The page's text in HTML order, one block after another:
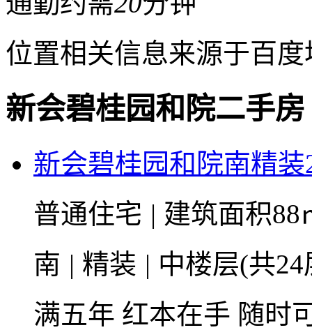
位置相关信息来源于百
新会碧桂园和院二手房
新会碧桂园和院南精装
普通住宅 | 建筑面积
南 | 精装 | 中楼层(共
满五年 红本在手 随时